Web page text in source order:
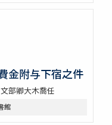
金附与下宿之件
部卿大木喬任
館